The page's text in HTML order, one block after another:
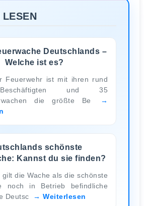
LESEN
Deutschlands –
Welche ist es?
Feuerwehr ist mit ihren rund
und 35
die größte Be
schönste
Kannst du sie finden?
gilt die Wache als die schönste
noch in Betrieb befindliche
Deutsc
Weiterlesen